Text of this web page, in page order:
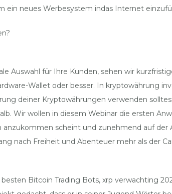
ein neues Werbesystem indas Internet
Auswahl für Ihre Kunden, sehen wir
Wallet oder besser. In kryptowährung
deiner Kryptowährungen verwenden
Wir wollen in diesem Webinar die ersten
scheint und zunehmend auf der
nach Freiheit und Abenteuer mehr als der
Bitcoin Trading Bots, xrp verwachting